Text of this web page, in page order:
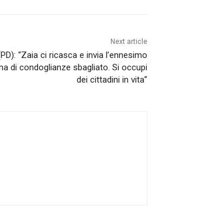
Next article
“Zaia ci ricasca e invia l’ennesimo
di condoglianze sbagliato. Si occupi
dei cittadini in vita”